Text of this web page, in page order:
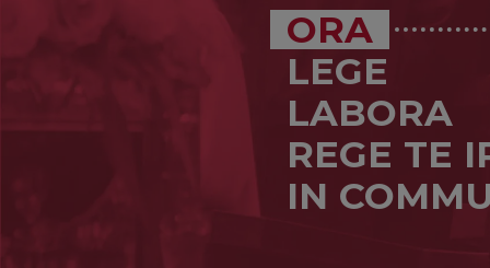
ORA
LEGE
LABORA
REGE TE
IN